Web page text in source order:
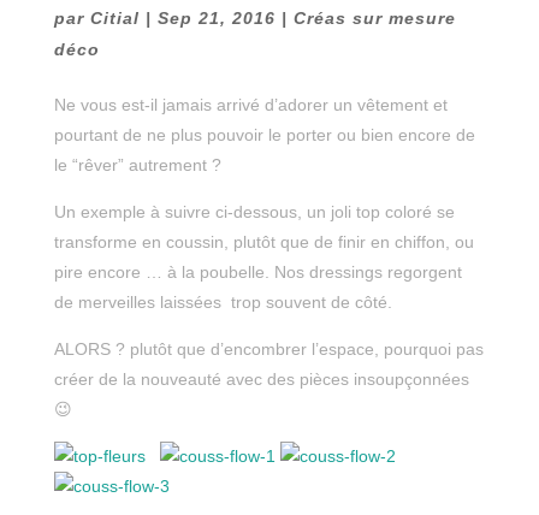
par Citial | Sep 21, 2016 | Créas sur mesure
déco
Ne vous est-il jamais arrivé d’adorer un vêtement et
pourtant de ne plus pouvoir le porter ou bien encore de
le “rêver” autrement ?
Un exemple à suivre ci-dessous, un joli top coloré se
transforme en coussin, plutôt que de finir en chiffon, ou
pire encore … à la poubelle. Nos dressings regorgent
de merveilles laissées trop souvent de côté.
ALORS ? plutôt que d’encombrer l’espace, pourquoi pas
créer de la nouveauté avec des pièces insoupçonnées
😉